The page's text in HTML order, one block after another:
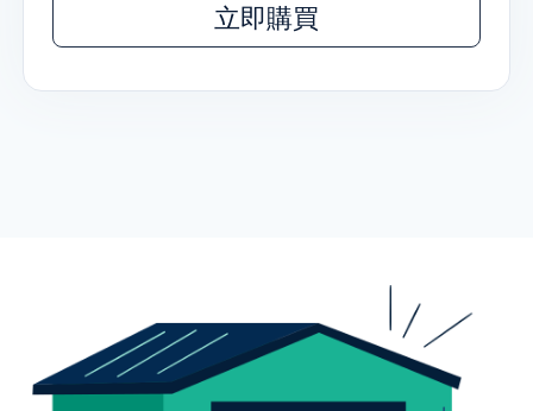
立即購買